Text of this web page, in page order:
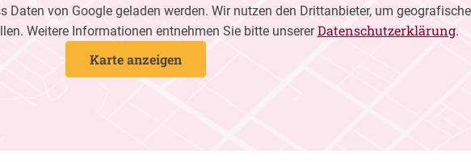
von Google geladen werden. Wir nutzen den Drittanbieter, um
Weitere Informationen entnehmen Sie bitte unsererDatenschutzerklärung.
Karte anzeigen